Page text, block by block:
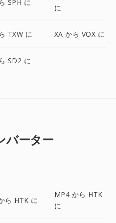
SPH に
に
TXW に XA から VOX に
SD2 に
バーター
ら HTK に
MP4 から HTK
に